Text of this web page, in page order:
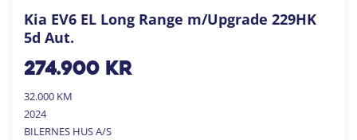
Kia EV6 EL Long Range m/Upgrade 229HK
5d Aut.
274.900kr
32.000 KM
2024
BILERNES HUS A/S